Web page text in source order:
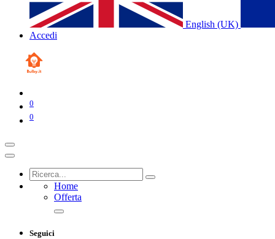
English (UK)
Accedi
0
0
Home
Offerta
Seguici